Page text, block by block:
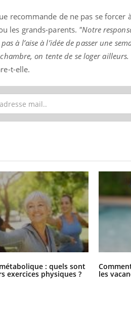
recommande de ne pas se forcer
les grands-parents. "Notre
à l’aise à l’idée de passer une
on tente de se loger
t-elle.
: quels sont
exercices physiques ? les
2026Youtube
de questions, de
Youtube
Un «
Un
santé :